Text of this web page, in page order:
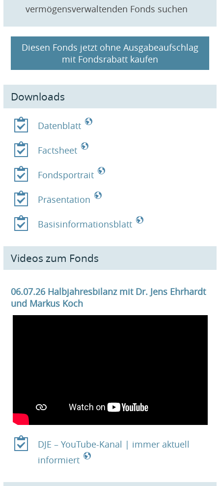
vermögensverwaltenden Fonds suchen
Diesen Fonds jetzt ohne Ausgabeaufschlag
mit Fondsrabatt kaufen
Downloads
Datenblatt
Factsheet
Fondsportrait
Präsentation
Basisinformationsblatt
Videos zum Fonds
06.07.26 Halbjahresbilanz mit Dr. Jens Ehrhardt
und Markus Koch
DJE – YouTube-Kanal | immer aktuell
informiert